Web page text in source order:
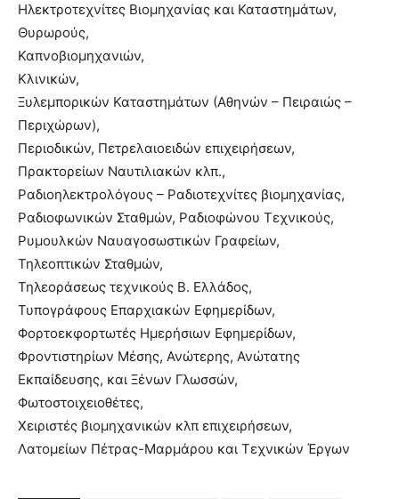
Ηλεκτροτεχνίτες Βιομηχανίας και Καταστημάτων,
Θυρωρούς,
Καπνοβιομηχανιών,
Κλινικών,
Ξυλεμπορικών Καταστημάτων (Αθηνών – Πειραιώς –
Περιχώρων),
Περιοδικών, Πετρελαιοειδών επιχειρήσεων,
Πρακτορείων Ναυτιλιακών κλπ.,
Ραδιοηλεκτρολόγους – Ραδιοτεχνίτες βιομηχανίας,
Ραδιοφωνικών Σταθμών, Ραδιοφώνου Τεχνικούς,
Ρυμουλκών Ναυαγοσωστικών Γραφείων,
Τηλεοπτικών Σταθμών,
Τηλεοράσεως τεχνικούς Β. Ελλάδος,
Τυπογράφους Επαρχιακών Εφημερίδων,
Φορτοεκφορτωτές Ημερήσιων Εφημερίδων,
Φροντιστηρίων Μέσης, Ανώτερης, Ανώτατης
Εκπαίδευσης, και Ξένων Γλωσσών,
Φωτοστοιχειοθέτες,
Χειριστές βιομηχανικών κλπ επιχειρήσεων,
Λατομείων Πέτρας-Μαρμάρου και Τεχνικών Έργων